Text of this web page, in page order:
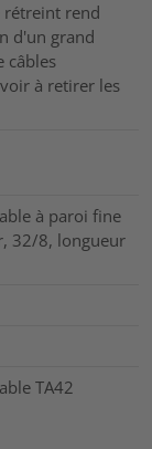
rétreint rend
d'un grand
câbles
à retirer les
à paroi fine
32/8, longueur
TA42